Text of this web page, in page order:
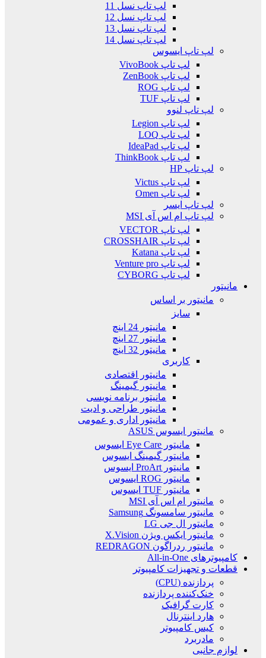
لپ تاپ نسل 11
لپ تاپ نسل 12
لپ تاپ نسل 13
لپ تاپ نسل 14
لپ تاپ ایسوس
لپ تاپ VivoBook
لپ تاپ ZenBook
لپ تاپ ROG
لپ تاپ TUF
لپ تاپ لنوو
لپ تاپ Legion
لپ تاپ LOQ
لپ تاپ IdeaPad
لپ تاپ ThinkBook
لپ تاپ HP
لپ تاپ Victus
لپ تاپ Omen
لپ تاپ ایسر
لپ تاپ ام اس آی MSI
لپ تاپ VECTOR
لپ تاپ CROSSHAIR
لپ تاپ Katana
لپ تاپ Venture pro
لپ تاپ CYBORG
مانیتور
مانیتور بر اساس
سایز
مانیتور 24 اینچ
مانیتور 27 اینچ
مانیتور 32 اینچ
کاربری
مانیتور اقتصادی
مانیتور گیمینگ
مانیتور برنامه نویسی
مانیتور طراحی و ادیت
مانیتور اداری و عمومی
مانیتور ایسوس ASUS
مانیتور Eye Care ایسوس
مانیتور گیمینگ ایسوس
مانیتور ProArt ایسوس
مانیتور ROG ایسوس
مانیتور TUF ایسوس
مانیتور ام اس آی MSI
مانیتور سامسونگ Samsung
مانیتور ال جی LG
مانیتور ایکس ویژن X.Vision
مانیتور ردراگون REDRAGON
کامپیوترهای All-in-One
قطعات و تجهیزات کامپیوتر
پردازنده (CPU)
خنک‌کننده پردازنده
کارت گرافیک
هارد اینترنال
کیس کامپیوتر
مادربرد
لوازم جانبی